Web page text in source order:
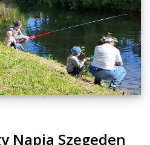
Napja Szegeden